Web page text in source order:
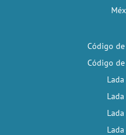
Código
Código